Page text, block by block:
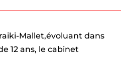
Mallet,évoluant dans
12 ans, le cabinet